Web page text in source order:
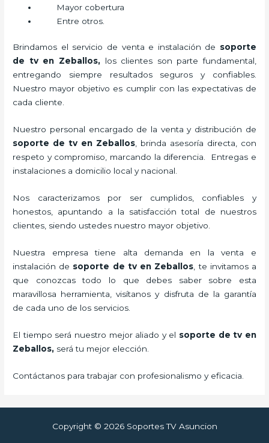
Mayor cobertura
Entre otros.
Brindamos el servicio de venta e instalación de soporte
de tv en Zeballos, los clientes son parte fundamental,
entregando siempre resultados seguros y confiables.
Nuestro mayor objetivo es cumplir con las expectativas de
cada cliente.
Nuestro personal encargado de la venta y distribución de
soporte de tv en Zeballos, brinda asesoría directa, con
respeto y compromiso, marcando la diferencia. Entregas e
instalaciones a domicilio local y nacional.
Nos caracterizamos por ser cumplidos, confiables y
honestos, apuntando a la satisfacción total de nuestros
clientes, siendo ustedes nuestro mayor objetivo.
Nuestra empresa tiene alta demanda en la venta e
instalación de soporte de tv en Zeballos , te invitamos a
que conozcas todo lo que debes saber sobre esta
maravillosa herramienta, visítanos y disfruta de la garantía
de cada uno de los servicios.
El tiempo será nuestro mejor aliado y el soporte de tv en
Zeballos, será tu mejor elección.
Contáctanos para trabajar con profesionalismo y eficacia.
Copyright © 2026 Soportes TV Asuncion